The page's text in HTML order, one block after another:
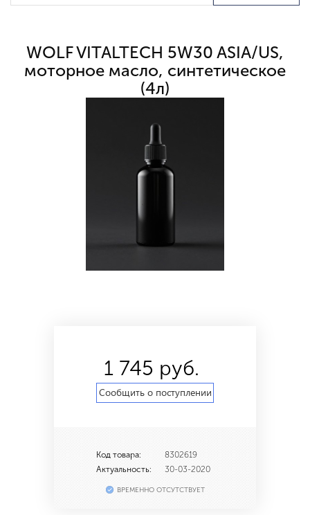
WOLF VITALTECH 5W30 ASIA/US,
моторное масло, синтетическое
(4л)
1 745 руб.
Сообщить о поступлении
Код товара:
8302619
Актуальность:
30-03-2020
ВРЕМЕННО ОТСУТСТВУЕТ